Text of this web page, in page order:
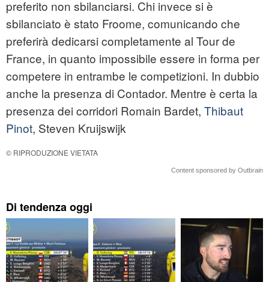
preferito non sbilanciarsi. Chi invece si è
sbilanciato è stato Froome, comunicando che
preferirà dedicarsi completamente al Tour de
France, in quanto impossibile essere in forma per
competere in entrambe le competizioni. In dubbio
anche la presenza di Contador. Mentre è certa la
presenza dei corridori Romain Bardet, Thibaut
Pinot, Steven Kruijswijk
© RIPRODUZIONE VIETATA
Content sponsored by Outbrain
Di tendenza oggi